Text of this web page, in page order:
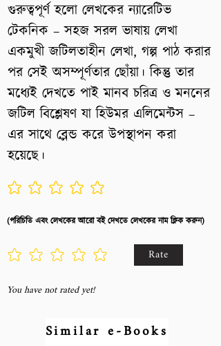
গুরুত্বপূর্ণ হলো লেখকের ন্যারেটিভ
টেকনিক – সহজ সরল ভাষায় লেখা
একমুখী জটিলতাহীন লেখা, গল্প পাঠ করার
পর সেই অসম্পূর্ণতার ছোঁয়া। কিন্তু তার
মধ্যেই দেখতে পাই মানব চরিত্র ও মননের
জটিল বিশ্লেষণ যা হিউমর এলিমেন্টস –
এর সাথে ব্লেন্ড করে উপস্থাপন করা
হয়েছে।
No ratings yet
(পরিচিতি এবং লেখকের আরো বই দেখতে লেখকের নাম ক্লিক করুন)
Rate
You have not rated yet!
Similar e-Books